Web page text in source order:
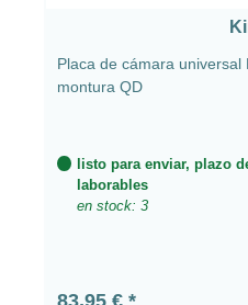
Placa de cámara universal
montura QD
listo para enviar, plazo
laborables
en stock: 3
Precio normal:
83,95 €